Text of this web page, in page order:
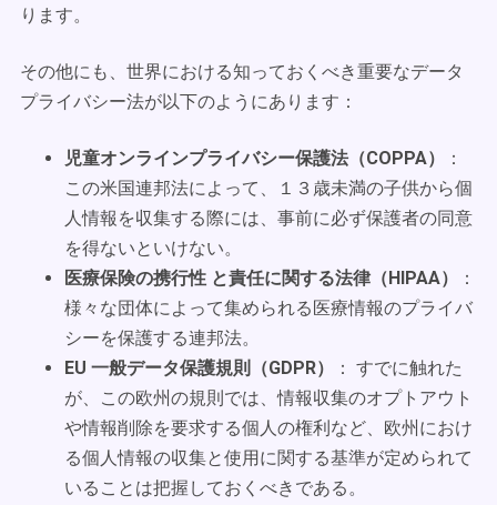
ります。
その他にも、世界における知っておくべき重要なデータ
プライバシー法が以下のようにあります：
児童オンラインプライバシー保護法（COPPA）
：
この米国連邦法によって、１３歳未満の子供から個
人情報を収集する際には、事前に必ず保護者の同意
を得ないといけない。
医療保険の携行性 と責任に関する法律（HIPAA）
：
様々な団体によって集められる医療情報のプライバ
シーを保護する連邦法。
EU 一般データ保護規則（GDPR）
： すでに触れた
が、この欧州の規則では、情報収集のオプトアウト
や情報削除を要求する個人の権利など、欧州におけ
る個人情報の収集と使用に関する基準が定められて
いることは把握しておくべきである。